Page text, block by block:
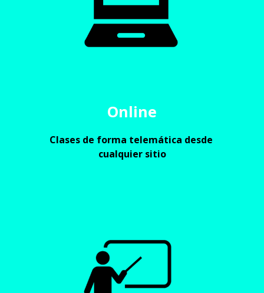
Online
Clases de forma telemática desde
cualquier sitio